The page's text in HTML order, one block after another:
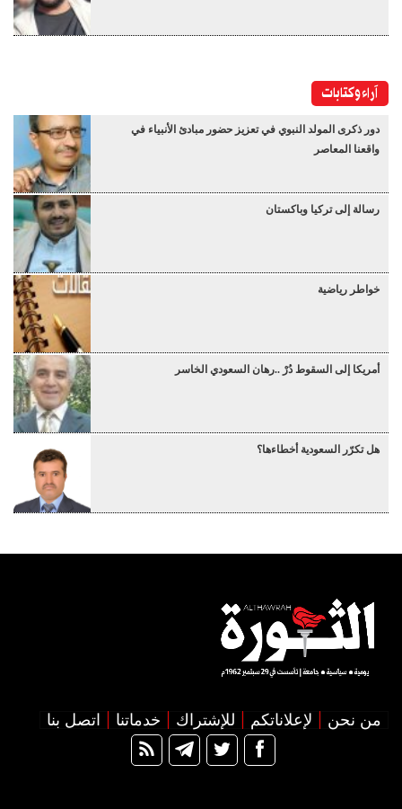
آراء وكتابات
دور ذكرى المولد النبوي في تعزيز حضور مبادئ الأنبياء في
واقعنا المعاصر
رسالة إلى تركيا وباكستان
خواطر رياضية
أمريكا إلى السقوط دُرْ ..رهان السعودي الخاسر
هل تكرّر السعودية أخطاءها؟
من نحن لإعلاناتكم للإشتراك خدماتنا اتصل بنا